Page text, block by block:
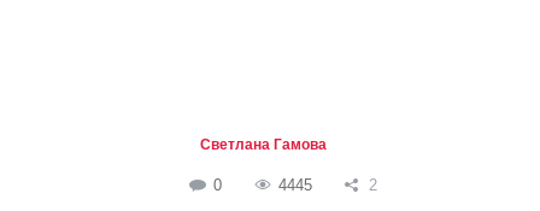
Светлана Гамова
0 4445 2